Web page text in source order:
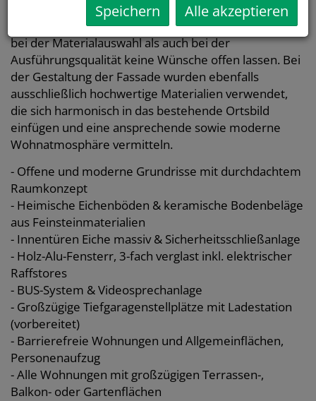
moderne und zeitgemäße Grundrisse mit
durchdachtem Raumkonzept geschaffen, die sowohl
bei der Materialauswahl als auch bei der
Ausführungsqualität keine Wünsche offen lassen. Bei
der Gestaltung der Fassade wurden ebenfalls
ausschließlich hochwertige Materialien verwendet,
die sich harmonisch in das bestehende Ortsbild
einfügen und eine ansprechende sowie moderne
Wohnatmosphäre vermitteln.
- Offene und moderne Grundrisse mit durchdachtem
Raumkonzept
- Heimische Eichenböden & keramische Bodenbeläge
aus Feinsteinmaterialien
- Innentüren Eiche massiv & Sicherheitsschließanlage
- Holz-Alu-Fensterr, 3-fach verglast inkl. elektrischer
Raffstores
- BUS-System & Videosprechanlage
- Großzügige Tiefgaragenstellplätze mit Ladestation
(vorbereitet)
- Barrierefreie Wohnungen und Allgemeinflächen,
Personenaufzug
- Alle Wohnungen mit großzügigen Terrassen-,
Balkon- oder Gartenflächen
Speichern Alle akzeptieren